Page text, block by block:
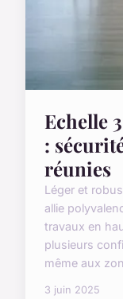
Echelle
:
réunies
Léger et
allie
travaux en
plusieurs
même aux
3 juin 2025